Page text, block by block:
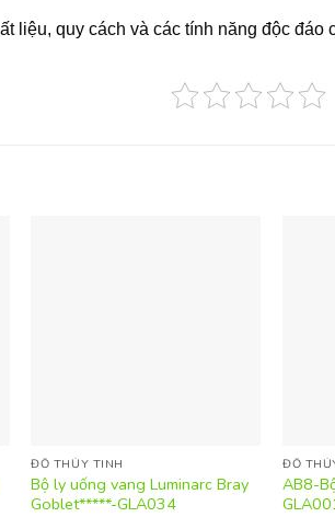
liệu, quy cách và các tính năng độc đáo
ĐỒ THỦY TINH
Bộ ly uống vang Luminarc Bray
Goblet*****-GLA034
ĐỒ
AB8-